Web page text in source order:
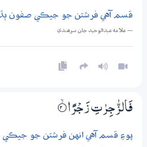
قسم آهي فرشتن جو جيڪي صفون
— علامه عبدالوحيد جان سرھندي
فَالزّٰجِرٰتِ زَجْرًا 2‏۝ۙ
پوءِ قسم آهي انهن فرشتن جو